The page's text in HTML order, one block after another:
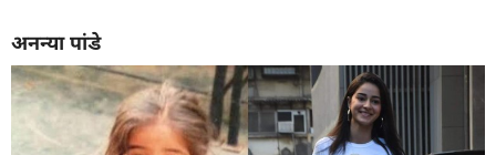
अनन्या पांडे